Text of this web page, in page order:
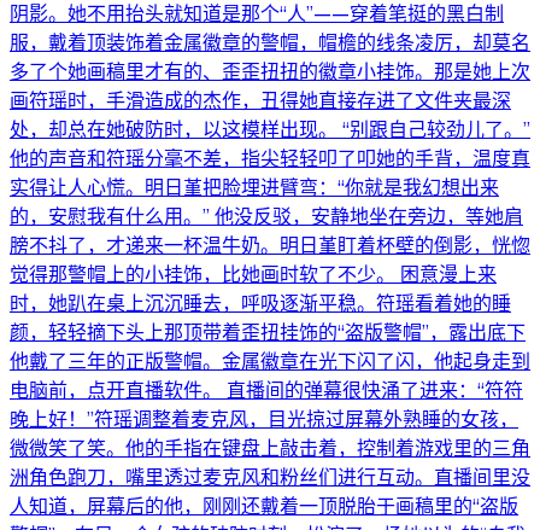
阴影。她不用抬头就知道是那个“人”——穿着笔挺的黑白制
服，戴着顶装饰着金属徽章的警帽，帽檐的线条凌厉，却莫名
多了个她画稿里才有的、歪歪扭扭的徽章小挂饰。那是她上次
画符瑶时，手滑造成的杰作，丑得她直接存进了文件夹最深
处，却总在她破防时，以这模样出现。 “别跟自己较劲儿了。”
他的声音和符瑶分毫不差，指尖轻轻叩了叩她的手背，温度真
实得让人心慌。明日堇把脸埋进臂弯：“你就是我幻想出来
的，安慰我有什么用。” 他没反驳，安静地坐在旁边，等她肩
膀不抖了，才递来一杯温牛奶。明日堇盯着杯壁的倒影，恍惚
觉得那警帽上的小挂饰，比她画时软了不少。 困意漫上来
时，她趴在桌上沉沉睡去，呼吸逐渐平稳。符瑶看着她的睡
颜，轻轻摘下头上那顶带着歪扭挂饰的“盗版警帽”，露出底下
他戴了三年的正版警帽。金属徽章在光下闪了闪，他起身走到
电脑前，点开直播软件。 直播间的弹幕很快涌了进来：“符符
晚上好！”符瑶调整着麦克风，目光掠过屏幕外熟睡的女孩，
微微笑了笑。他的手指在键盘上敲击着，控制着游戏里的三角
洲角色跑刀，嘴里透过麦克风和粉丝们进行互动。直播间里没
人知道，屏幕后的他，刚刚还戴着一顶脱胎于画稿里的“盗版